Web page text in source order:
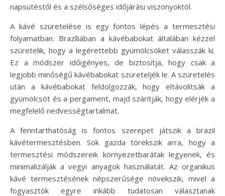
napsütéstől és a szélsőséges időjárási viszonyoktól.
A kávé szüretelése is egy fontos lépés a termesztési
folyamatban. Brazíliában a kávébabokat általában kézzel
szüretelik, hogy a legérettebb gyümölcsöket válasszák ki.
Ez a módszer időigényes, de biztosítja, hogy csak a
legjobb minőségű kávébabokat szüreteljék le. A szüretelés
után a kávébabokat feldolgozzák, hogy eltávolítsák a
gyümölcsöt és a pergament, majd szárítják, hogy elérjék a
megfelelő nedvességtartalmat.
A fenntarthatóság is fontos szerepet játszik a brazil
kávétermesztésben. Sok gazda törekszik arra, hogy a
termesztési módszereik környezetbarátak legyenek, és
minimalizálják a vegyi anyagok használatát. Az organikus
kávé termesztésének népszerűsége növekszik, mivel a
fogyasztók egyre inkább tudatosan választanak